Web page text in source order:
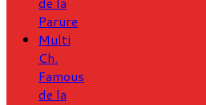
Parure
Multi
Ch.
Famous
de la